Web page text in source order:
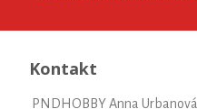
Kontakt
PNDHOBBY Anna Urbanová